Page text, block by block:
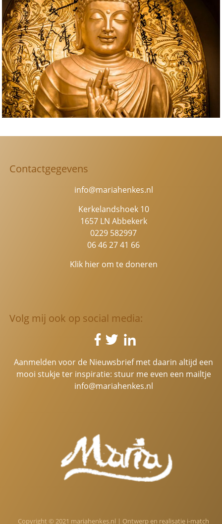
2024
aantal
Contactgegevens
info@mariahenkes.nl
Kerkelandshoek 10
1657 LN Abbekerk
0229 582997
06 46 27 41 66
Klik hier om te doneren
Volg mij ook op social media:
Aanmelden voor de Nieuwsbrief met daarin altijd een
mooi stukje ter inspiratie: stuur me even een mailtje
info@mariahenkes.nl
Copyright © 2021 mariahenkes.nl | Ontwerp en realisatie i-match